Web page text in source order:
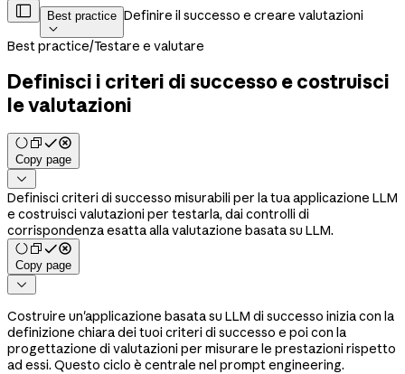
 Best practice

Definire il successo e creare valutazioni
Best practice/Testare e valutare
Definisci i criteri di successo e costruisci
le valutazioni
Copy page

Definisci criteri di successo misurabili per la tua applicazione LLM
e costruisci valutazioni per testarla, dai controlli di
corrispondenza esatta alla valutazione basata su LLM.
Copy page

Costruire un'applicazione basata su LLM di successo inizia con la
definizione chiara dei tuoi criteri di successo e poi con la
progettazione di valutazioni per misurare le prestazioni rispetto
ad essi. Questo ciclo è centrale nel prompt engineering.